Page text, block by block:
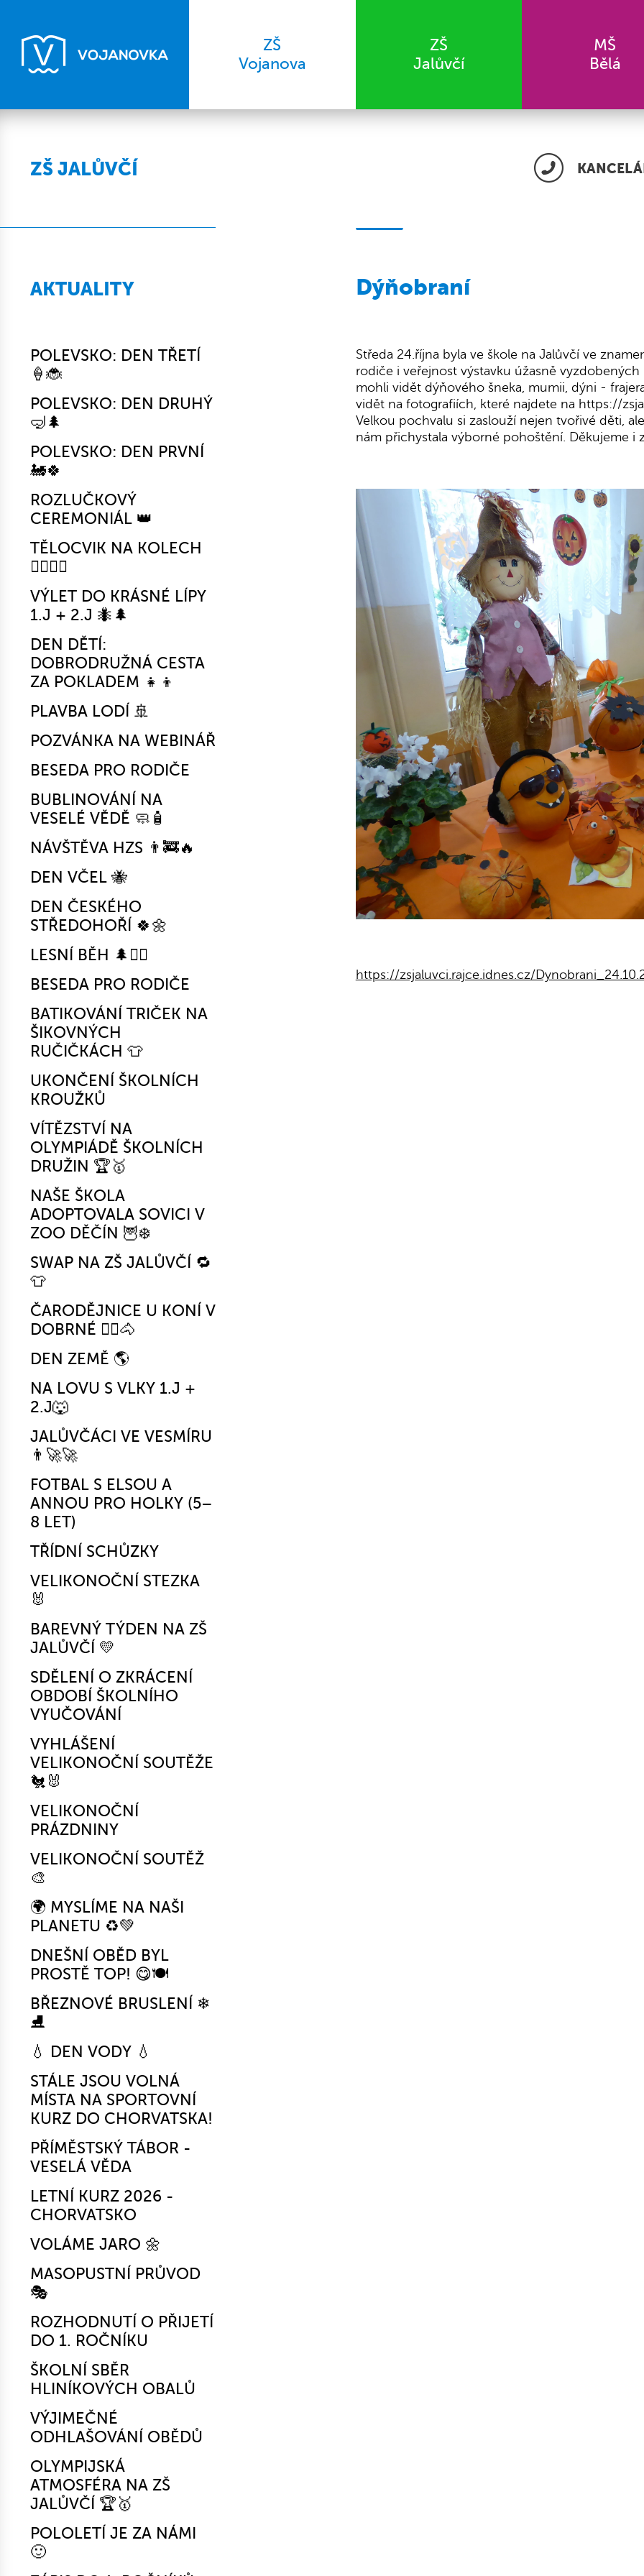
ZŠ
Vojanova
ZŠ
Jalůvčí
MŠ
Bělá
ZŠ JALŮVČÍ
AKTUALITY
POLEVSKO: DEN TŘETÍ
🍦🐞
POLEVSKO: DEN DRUHÝ
🤿🌲
POLEVSKO: DEN PRVNÍ
🚂🍀
ROZLUČKOVÝ
CEREMONIÁL 👑
TĚLOCVIK NA KOLECH
🚴‍♀️🤸‍♂️
VÝLET DO KRÁSNÉ LÍPY
1.J + 2.J 🐜🌲
DEN DĚTÍ:
DOBRODRUŽNÁ CESTA
ZA POKLADEM 👧👦
PLAVBA LODÍ 🚢
POZVÁNKA NA WEBINÁŘ
BESEDA PRO RODIČE
BUBLINOVÁNÍ NA
VESELÉ VĚDĚ 🧼🧴
NÁVŠTĚVA HZS 👨‍🚒🔥
DEN VČEL 🐝
DEN ČESKÉHO
STŘEDOHOŘÍ 🍀🌼
LESNÍ BĚH 🌲🏃‍♀️
BESEDA PRO RODIČE
BATIKOVÁNÍ TRIČEK NA
ŠIKOVNÝCH
RUČIČKÁCH 👕
UKONČENÍ ŠKOLNÍCH
KROUŽKŮ
VÍTĚZSTVÍ NA
OLYMPIÁDĚ ŠKOLNÍCH
DRUŽIN 🏆🥇
NAŠE ŠKOLA
ADOPTOVALA SOVICI V
ZOO DĚČÍN 🦉❄️
SWAP NA ZŠ JALŮVČÍ 🔁
👕
ČARODĚJNICE U KONÍ V
DOBRNÉ 🧙‍♀️🐴
DEN ZEMĚ 🌎
NA LOVU S VLKY 1.J +
2.J🐺
JALŮVČÁCI VE VESMÍRU
👨‍🚀🚀
FOTBAL S ELSOU A
ANNOU PRO HOLKY (5–
8 LET)
TŘÍDNÍ SCHŮZKY
VELIKONOČNÍ STEZKA
🐰
BAREVNÝ TÝDEN NA ZŠ
JALŮVČÍ 💛
SDĚLENÍ O ZKRÁCENÍ
OBDOBÍ ŠKOLNÍHO
VYUČOVÁNÍ
VYHLÁŠENÍ
VELIKONOČNÍ SOUTĚŽE
🐔🐰
VELIKONOČNÍ
PRÁZDNINY
VELIKONOČNÍ SOUTĚŽ
🎨
🌍 MYSLÍME NA NAŠI
PLANETU ♻️💚
DNEŠNÍ OBĚD BYL
PROSTĚ TOP! 😋🍽️
BŘEZNOVÉ BRUSLENÍ ❄
⛸
💧 DEN VODY 💧
STÁLE JSOU VOLNÁ
MÍSTA NA SPORTOVNÍ
KURZ DO CHORVATSKA!
PŘÍMĚSTSKÝ TÁBOR -
VESELÁ VĚDA
LETNÍ KURZ 2026 -
CHORVATSKO
VOLÁME JARO 🌼
MASOPUSTNÍ PRŮVOD
🎭
ROZHODNUTÍ O PŘIJETÍ
DO 1. ROČNÍKU
ŠKOLNÍ SBĚR
HLINÍKOVÝCH OBALŮ
VÝJIMEČNÉ
ODHLAŠOVÁNÍ OBĚDŮ
OLYMPIJSKÁ
ATMOSFÉRA NA ZŠ
JALŮVČÍ 🏆🥇
POLOLETÍ JE ZA NÁMI
🙂
Dýňobraní
Středa 24.října byla ve škole na Jalůvčí ve
rodiče i veřejnost výstavku úžasně
mohli vidět dýňového šneka, mumii, dýni -
vidět na fotografiích, které najdete na https://
Velkou pochvalu si zaslouží nejen tvořivé děti,
nám přichystala výborné pohoštění. Děkujeme i
https://zsjaluvci.rajce.idnes.cz/